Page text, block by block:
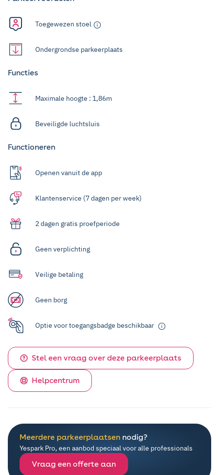
Toegewezen stoel
Ondergrondse parkeerplaats
Functies
Maximale hoogte : 1,86m
Beveiligde luchtsluis
Functioneren
Openen vanuit de app
Klantenservice (7 dagen per week)
2 dagen gratis proefperiode
Geen verplichting
Veilige betaling
Geen borg
Optie voor toegangsbadge beschikbaar
Stel een vraag over deze parkeerplaats
Helpcentrum
Meerdere parkeerplaatsen nodig?
Yespark Pro, een aanbod speciaal voor alle professionals
Vraag een offerte aan